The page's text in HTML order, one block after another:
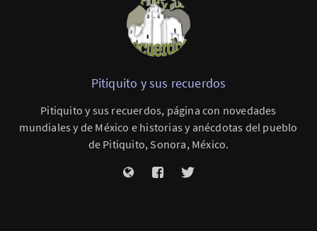
Pitiquito y sus recuerdos
Pitiquito y sus recuerdos, página con novedades
mundiales y de México e historias y anécdotas del pueblo
de Pitiquito, Sonora, México.